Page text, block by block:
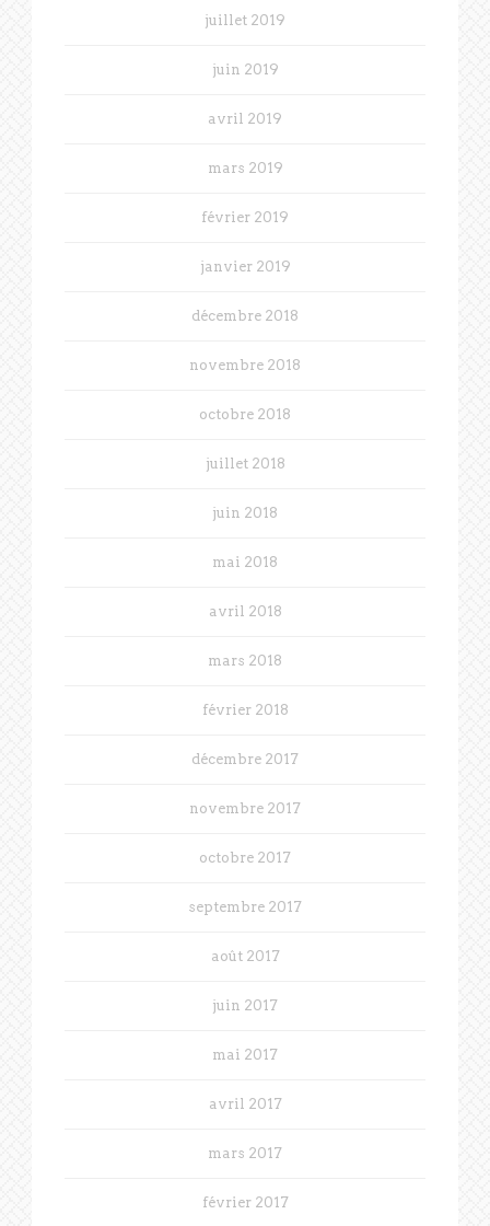
juillet 2019
juin 2019
avril 2019
mars 2019
février 2019
janvier 2019
décembre 2018
novembre 2018
octobre 2018
juillet 2018
juin 2018
mai 2018
avril 2018
mars 2018
février 2018
décembre 2017
novembre 2017
octobre 2017
septembre 2017
août 2017
juin 2017
mai 2017
avril 2017
mars 2017
février 2017